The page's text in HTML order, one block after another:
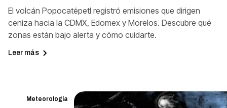
El volcán Popocatépetl registró emisiones que dirigen
ceniza hacia la CDMX, Edomex y Morelos. Descubre qué
zonas están bajo alerta y cómo cuidarte.
Leer más
Meteorología